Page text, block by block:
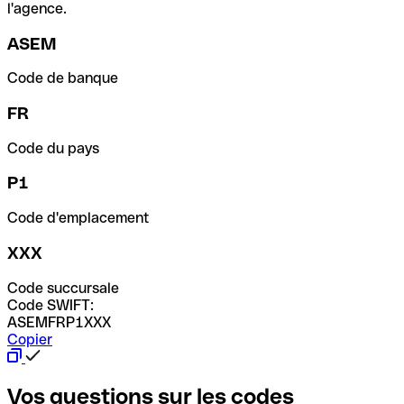
l'agence.
ASEM
Code de banque
FR
Code du pays
P1
Code d'emplacement
XXX
Code succursale
Code SWIFT:
ASEMFRP1XXX
Copier
Vos questions sur les codes